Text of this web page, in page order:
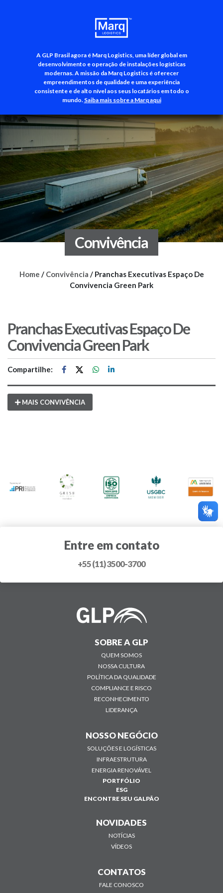
A GLP Brasil agora é Marq Logistics, uma líder global em
desenvolvimento e operação de instalações logísticas
modernas. A missão da Marq Logistics é oferecer
empreendimentos de qualidade e uma experiência
consistente e de alto nível aos seus locatários em todo o
mundo. Saiba mais sobre a Marq aqui
+55 (11) 3500-3700
Convivência
Home / Convivência / Pranchas Executivas Espaço De
Convivencia Green Park
Pranchas Executivas Espaço De
Convivencia Green Park
Compartilhe:
MAIS CONVIVÊNCIA
Entre em contato
+55 (11) 3500-3700
SOBRE A GLP
QUEM SOMOS
NOSSA CULTURA
POLÍTICA DA QUALIDADE
COMPLIANCE E RISCO
RECONHECIMENTO
LIDERANÇA
NOSSO NEGÓCIO
SOLUÇÕES E LOGÍSTICAS
INFRAESTRUTURA
ENERGIA RENOVÁVEL
PORTFÓLIO
ESG
ENCONTRE SEU GALPÃO
NOVIDADES
NOTÍCIAS
VÍDEOS
CONTATOS
FALE CONOSCO